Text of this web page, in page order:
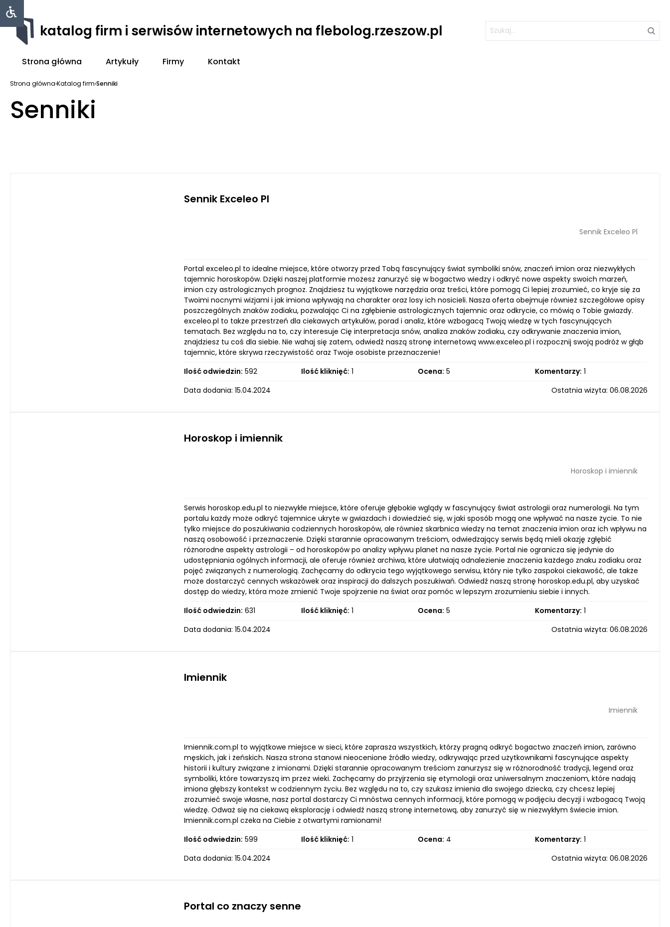
katalog firm i serwisów internetowych na flebolog.rzeszow.pl
Strona główna Artykuły Firmy Kontakt
Strona główna›Katalog firm›Senniki
Senniki
Sennik Exceleo Pl
Sennik Exceleo Pl
Portal exceleo.pl to idealne miejsce, które otworzy przed Tobą fascynujący świat symboliki snów, znaczeń imion oraz niezwykłych
tajemnic horoskopów. Dzięki naszej platformie możesz zanurzyć się w bogactwo wiedzy i odkryć nowe aspekty swoich marzeń,
imion czy astrologicznych prognoz. Znajdziesz tu wyjątkowe narzędzia oraz treści, które pomogą Ci lepiej zrozumieć, co kryje się za
Twoimi nocnymi wizjami i jak imiona wpływają na charakter oraz losy ich nosicieli. Nasza oferta obejmuje również szczegółowe opisy
poszczególnych znaków zodiaku, pozwalając Ci na zgłębienie astrologicznych tajemnic oraz odkrycie, co mówią o Tobie gwiazdy.
exceleo.pl to także przestrzeń dla ciekawych artykułów, porad i analiz, które wzbogacą Twoją wiedzę w tych fascynujących
tematach. Bez względu na to, czy interesuje Cię interpretacja snów, analiza znaków zodiaku, czy odkrywanie znaczenia imion,
znajdziesz tu coś dla siebie. Nie wahaj się zatem, odwiedź naszą stronę internetową www.exceleo.pl i rozpocznij swoją podróż w głąb
tajemnic, które skrywa rzeczywistość oraz Twoje osobiste przeznaczenie!
Ilość odwiedzin: 592 Ilość kliknięć: 1 Ocena: 5 Komentarzy: 1
Data dodania: 15.04.2024
Ostatnia wizyta: 06.08.2026
Horoskop i imiennik
Horoskop i imiennik
Serwis horoskop.edu.pl to niezwykłe miejsce, które oferuje głębokie wglądy w fascynujący świat astrologii oraz numerologii. Na tym
portalu każdy może odkryć tajemnice ukryte w gwiazdach i dowiedzieć się, w jaki sposób mogą one wpływać na nasze życie. To nie
tylko miejsce do poszukiwania codziennych horoskopów, ale również skarbnica wiedzy na temat znaczenia imion oraz ich wpływu na
naszą osobowość i przeznaczenie. Dzięki starannie opracowanym treściom, odwiedzający serwis będą mieli okazję zgłębić
różnorodne aspekty astrologii – od horoskopów po analizy wpływu planet na nasze życie. Portal nie ogranicza się jedynie do
udostępniania ogólnych informacji, ale oferuje również archiwa, które ułatwiają odnalezienie znaczenia każdego znaku zodiaku oraz
pojęć związanych z numerologią. Zachęcamy do odkrycia tego wyjątkowego serwisu, który nie tylko zaspokoi ciekawość, ale także
może dostarczyć cennych wskazówek oraz inspiracji do dalszych poszukiwań. Odwiedź naszą stronę horoskop.edu.pl, aby uzyskać
dostęp do wiedzy, która może zmienić Twoje spojrzenie na świat oraz pomóc w lepszym zrozumieniu siebie i innych.
Ilość odwiedzin: 631 Ilość kliknięć: 1 Ocena: 5 Komentarzy: 1
Data dodania: 15.04.2024
Ostatnia wizyta: 06.08.2026
Imiennik
Imiennik
Imiennik.com.pl to wyjątkowe miejsce w sieci, które zaprasza wszystkich, którzy pragną odkryć bogactwo znaczeń imion, zarówno
męskich, jak i żeńskich. Nasza strona stanowi nieocenione źródło wiedzy, odkrywając przed użytkownikami fascynujące aspekty
historii i kultury związane z imionami. Dzięki starannie opracowanym treściom zanurzysz się w różnorodność tradycji, legend oraz
symboliki, które towarzyszą im przez wieki. Zachęcamy do przyjrzenia się etymologii oraz uniwersalnym znaczeniom, które nadają
imiona głębszy kontekst w codziennym życiu. Bez względu na to, czy szukasz imienia dla swojego dziecka, czy chcesz lepiej
zrozumieć swoje własne, nasz portal dostarczy Ci mnóstwa cennych informacji, które pomogą w podjęciu decyzji i wzbogacą Twoją
wiedzę. Odważ się na ciekawą eksplorację i odwiedź naszą stronę internetową, aby zanurzyć się w niezwykłym świecie imion.
Imiennik.com.pl czeka na Ciebie z otwartymi ramionami!
Ilość odwiedzin: 599 Ilość kliknięć: 1 Ocena: 4 Komentarzy: 1
Data dodania: 15.04.2024
Ostatnia wizyta: 06.08.2026
Portal co znaczy senne